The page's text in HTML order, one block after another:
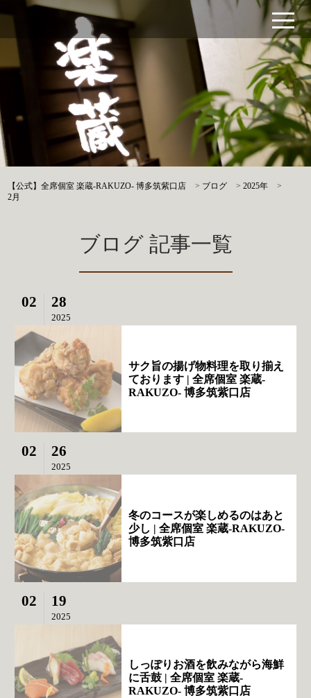
【公式】全席個室 楽蔵‐RAKUZO‐ 博多筑紫口店 > ブログ >2025年
>
2月
ブログ 記事一覧
02 28
2025
サク旨の揚げ物料理を取り揃え
ております | 全席個室 楽蔵‐
RAKUZO‐ 博多筑紫口店
02 26
2025
冬のコースが楽しめるのはあと
少し | 全席個室 楽蔵‐RAKUZO‐
博多筑紫口店
02 19
2025
しっぽりお酒を飲みながら海鮮
に舌鼓 | 全席個室 楽蔵‐
RAKUZO‐ 博多筑紫口店